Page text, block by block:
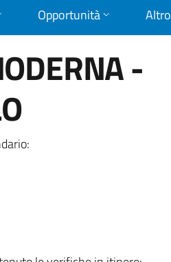
Opportunità Altro
-